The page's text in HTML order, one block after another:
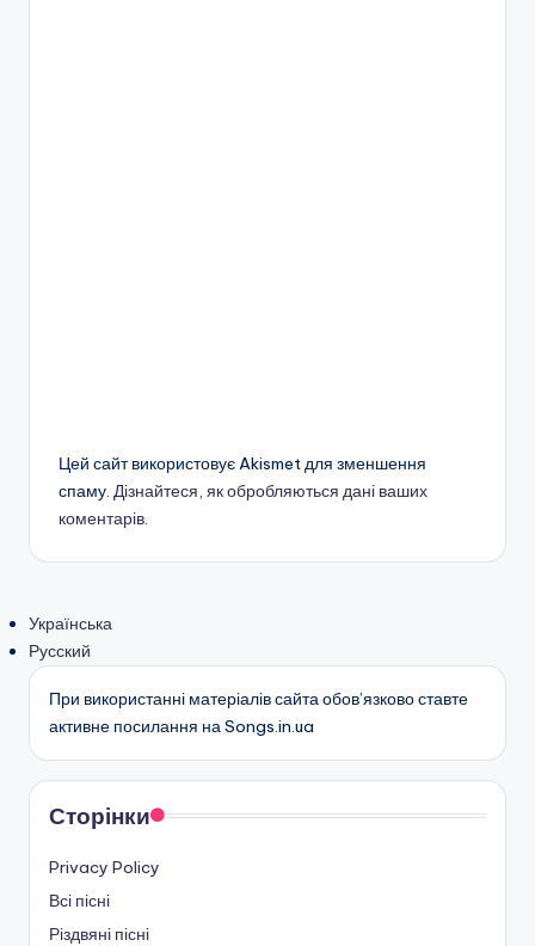
Цей сайт використовує Akismet для зменшення
спаму. Дізнайтеся, як обробляються дані ваших
коментарів.
Українська
Русский
При використанні матеріалів сайта обов’язково ставте
активне посилання на Songs.in.ua
Сторінки
Privacy Policy
Всі пісні
Різдвяні пісні